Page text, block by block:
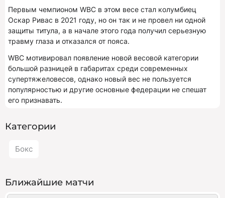
Первым чемпионом WBC в этом весе стал колумбиец
Оскар Ривас в 2021 году, но он так и не провел ни одной
защиты титула, а в начале этого года получил серьезную
травму глаза и отказался от пояса.
WBC мотивировал появление новой весовой категории
большой разницей в габаритах среди современных
супертяжеловесов, однако новый вес не пользуется
популярностью и другие основные федерации не спешат
его признавать.
Категории
Бокс
Ближайшие матчи